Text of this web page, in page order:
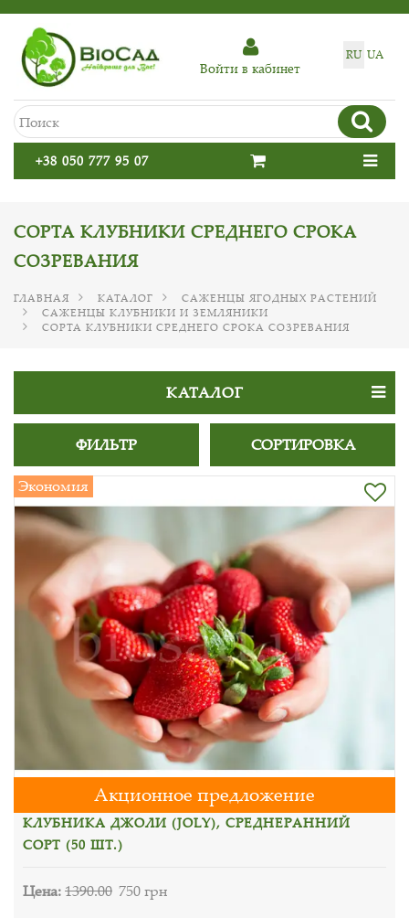
RU UA
Войти в кабинет
+38 050 777 95 07
СОРТА КЛУБНИКИ СРЕДНЕГО СРОКА
СОЗРЕВАНИЯ
ГЛАВНАЯ КАТАЛОГ
САЖЕНЦЫ ЯГОДНЫХ РАСТЕНИЙ
САЖЕНЦЫ КЛУБНИКИ И ЗЕМЛЯНИКИ
СОРТА КЛУБНИКИ СРЕДНЕГО СРОКА СОЗРЕВАНИЯ
КАТАЛОГ
ФИЛЬТР СОРТИРОВКА
Экономия
Акционное предложение
КЛУБНИКА ДЖОЛИ (JOLY), СРЕДНЕРАННИЙ
СОРТ (50 ШТ.)
Цена:1390.00 750 грн